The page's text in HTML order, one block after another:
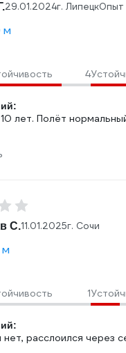
29.01.2024г. ЛипецкОпыт
м
4
лет. Полёт
С.11.01.2025г. Сочи
м
1
расслоился через